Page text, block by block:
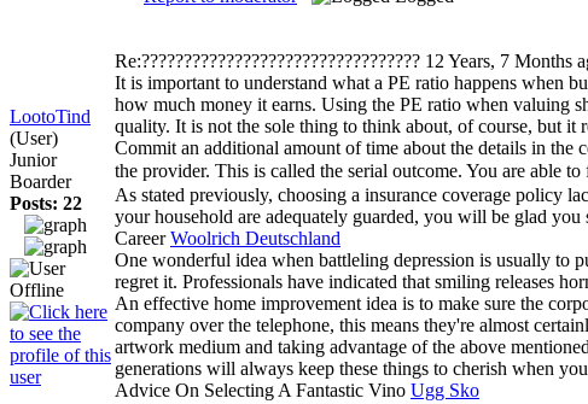
LootoTind
(User)
Junior
Boarder
Posts: 22
Re:????????????????????????????????? 12 Years, 7 Months
It is important to understand what a PE ratio happens when
how much money it earns. Using the PE ratio when valuing
quality. It is not the sole thing to think about, of course, but
Commit an additional amount of time about the details in
the provider. This is called the serial outcome. You are able
As stated previously, choosing a insurance coverage policy
your household are adequately guarded, you will be glad
CareerWoolrich Deutschland
One wonderful idea when battleling depression is usually to
regret it. Professionals have indicated that smiling releases
An effective home improvement idea is to make sure the
company over the telephone, this means they're almost
artwork medium and taking advantage of the above
generations will always keep these things to cherish when
Advice On Selecting A Fantastic Vino Ugg Sko